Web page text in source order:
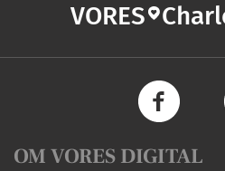
VORES
OM VORES DIGITAL